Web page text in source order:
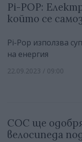
Pi-POP:
който се
Pi-Pop използва
на енергия
22.09.2023 / 09:00
СОС ще
велосипеда